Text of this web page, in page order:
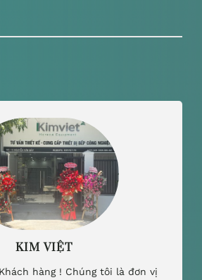
KIM VIỆT
hàng ! Chúng tôi là đơn vị